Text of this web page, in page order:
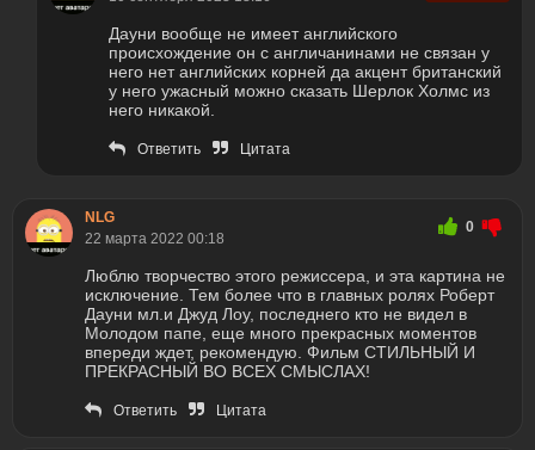
Дауни вообще не имеет английского
происхождение он с англичанинами не связан у
него нет английских корней да акцент британский
у него ужасный можно сказать Шерлок Холмс из
него никакой.
Ответить Цитата
NLG
22 марта 2022 00:18
0
Люблю творчество этого режиссера, и эта картина не
исключение. Тем более что в главных ролях Роберт
Дауни мл.и Джуд Лоу, последнего кто не видел в
Молодом папе, еще много прекрасных моментов
впереди ждет, рекомендую. Фильм СТИЛЬНЫЙ И
ПРЕКРАСНЫЙ ВО ВСЕХ СМЫСЛАХ!
Ответить Цитата